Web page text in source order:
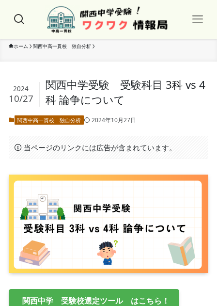
ホーム 関西中高一貫校 独自分析
関西中学受験 受験科目 3科 vs 4
科 論争について
2024
10/27
関西中高一貫校 独自分析 2024年10月27日
当ページのリンクには広告が含まれています。
関西中学 受験校選定ツール はこちら！